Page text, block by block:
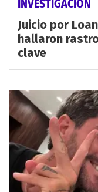
INVESTIGACIÓN
Juicio por
hallaron
clave